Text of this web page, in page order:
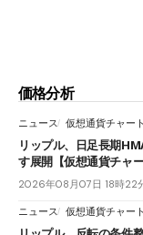
価格分析
ニュース 仮想通貨チャー
リップル、日足長期
す展開【仮想通貨チャ
2026年08月07日 18時22
ニュース 仮想通貨チャー